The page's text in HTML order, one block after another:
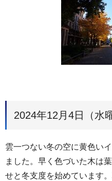
2024年12月4日（水
雲一つない冬の空に黄色い
ました。早く色づいた木は
せと冬支度を始めています